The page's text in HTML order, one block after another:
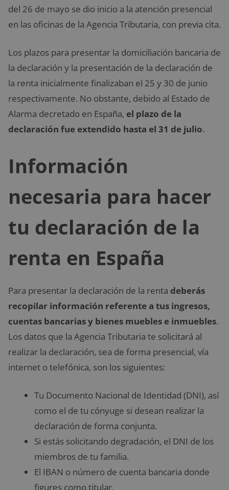
del 26 de mayo se dio inicio a la atención presencial
en las oficinas de la Agencia Tributaria, con previa cita.
Los plazos para presentar la domiciliación bancaria de
la declaración y la presentación de la declaración de
la renta inicialmente finalizaban el 25 y 30 de junio
respectivamente. No obstante, debido al Estado de
Alarma decretado en España, el plazo de la
declaración fue extendido hasta el 31 de julio.
Información
necesaria para hacer
tu declaración de la
renta en España
Para presentar la declaración de la renta deberás
recopilar información referente a tus ingresos,
cuentas bancarias y bienes muebles e inmuebles.
Los datos que la Agencia Tributaria te solicitará al
realizar la declaración, sea de forma presencial, vía
internet o telefónica, son los siguientes:
Tu Documento Nacional de Identidad (DNI), así
como el de tu cónyuge si desean realizar la
declaración de forma conjunta.
Si estás solicitando degradación, el DNI de los
miembros de tu familia.
El IBAN o número de cuenta bancaria donde
figures como titular.